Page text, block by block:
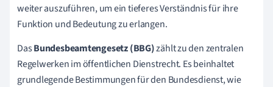
weiter auszuführen, um ein tieferes Verständnis für ihre
Funktion und Bedeutung zu erlangen.
DasBundesbeamtengesetz (BBG)zählt zu den zentralen
Regelwerken im öffentlichen Dienstrecht. Es beinhaltet
grundlegende Bestimmungen für den Bundesdienst, wie